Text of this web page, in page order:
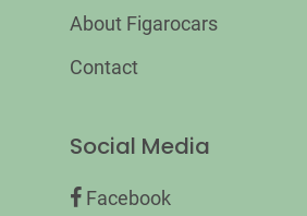
About Figarocars
Contact
Social Media
Facebook